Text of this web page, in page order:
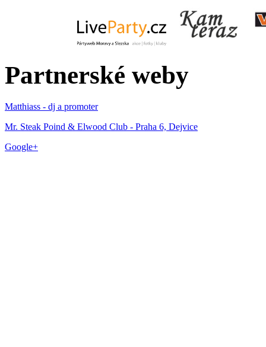
Partnerské weby
Matthiass - dj a promoter
Mr. Steak Poind & Elwood Club - Praha 6, Dejvice
Google+